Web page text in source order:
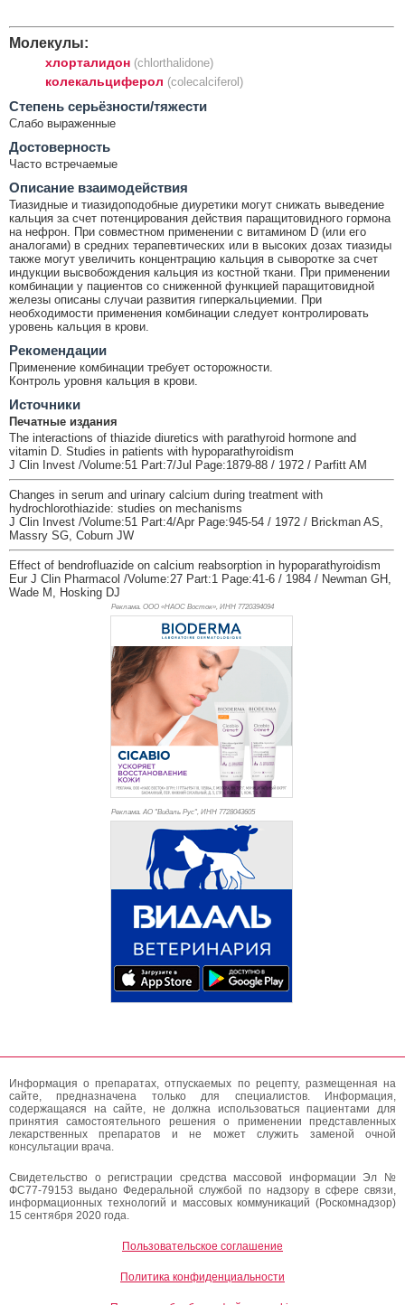
Молекулы:
хлорталидон (chlorthalidone)
колекальциферол (colecalciferol)
Cтепень серьёзности/тяжести
Слабо выраженные
Достоверность
Часто встречаемые
Описание взаимодействия
Тиазидные и тиазидоподобные диуретики могут снижать выведение
кальция за счет потенцирования действия паращитовидного гормона
на нефрон. При совместном применении с витамином D (или его
аналогами) в средних терапевтических или в высоких дозах тиазиды
также могут увеличить концентрацию кальция в сыворотке за счет
индукции высвобождения кальция из костной ткани. При применении
комбинации у пациентов со сниженной функцией паращитовидной
железы описаны случаи развития гиперкальциемии. При
необходимости применения комбинации следует контролировать
уровень кальция в крови.
Рекомендации
Применение комбинации требует осторожности.
Контроль уровня кальция в крови.
Источники
Печатные издания
The interactions of thiazide diuretics with parathyroid hormone and
vitamin D. Studies in patients with hypoparathyroidism
J Clin Invest /Volume:51 Part:7/Jul Page:1879-88 / 1972 / Parfitt AM
Changes in serum and urinary calcium during treatment with
hydrochlorothiazide: studies on mechanisms
J Clin Invest /Volume:51 Part:4/Apr Page:945-54 / 1972 / Brickman AS,
Massry SG, Coburn JW
Effect of bendrofluazide on calcium reabsorption in hypoparathyroidism
Eur J Clin Pharmacol /Volume:27 Part:1 Page:41-6 / 1984 / Newman GH,
Wade M, Hosking DJ
Реклама. ООО «НАОС Восток», ИНН 7720394094
Реклама. АО "Видаль Рус", ИНН 7728043605
Информация о препаратах, отпускаемых по рецепту, размещенная на
сайте, предназначена только для специалистов. Информация,
содержащаяся на сайте, не должна использоваться пациентами для
принятия самостоятельного решения о применении представленных
лекарственных препаратов и не может служить заменой очной
консультации врача.
Свидетельство о регистрации средства массовой информации Эл №
ФС77-79153 выдано Федеральной службой по надзору в сфере связи,
информационных технологий и массовых коммуникаций (Роскомнадзор)
15 сентября 2020 года.
Пользовательское соглашение
Политика конфиденциальности